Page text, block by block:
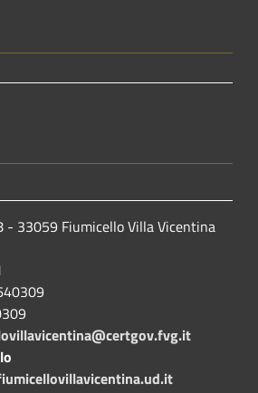
- 33059 Fiumicello Villa Vicentina